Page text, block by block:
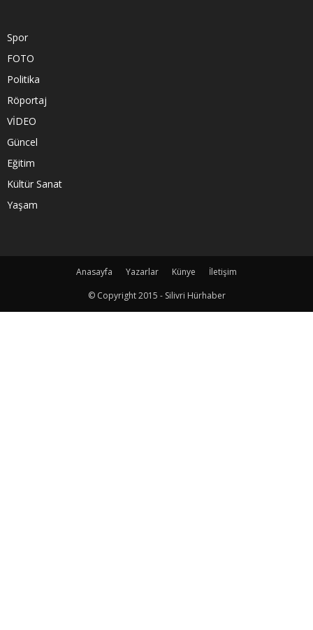
Spor
FOTO
Politika
Röportaj
VİDEO
Güncel
Eğitim
Kültür Sanat
Yaşam
Anasayfa Yazarlar Künye
İletişim
© Copyright 2015 - Silivri Hürhaber